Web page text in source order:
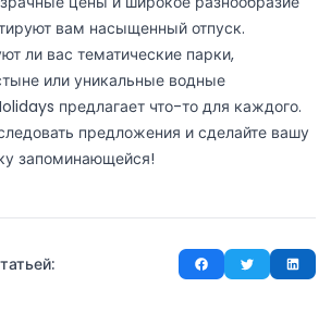
вам насыщенный отпуск.
ли вас тематические парки,
или уникальные водные
предлагает что-то для каждого.
предложения и сделайте вашу
запоминающейся!